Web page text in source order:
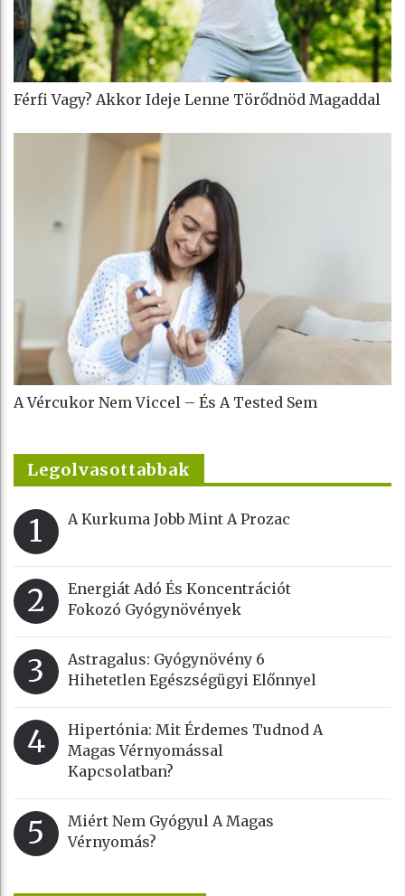
Férfi Vagy? Akkor Ideje Lenne Törődnöd Magaddal
A Vércukor Nem Viccel – És A Tested Sem
Legolvasottabbak
1 A Kurkuma Jobb Mint A Prozac
2
Energiát Adó És Koncentrációt
Fokozó Gyógynövények
3
Astragalus: Gyógynövény 6
Hihetetlen Egészségügyi Előnnyel
4
Hipertónia: Mit Érdemes Tudnod A
Magas Vérnyomással
Kapcsolatban?
5
Miért Nem Gyógyul A Magas
Vérnyomás?